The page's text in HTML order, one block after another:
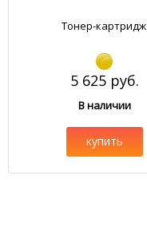
Тонер-картридж
5 625 руб.
В наличии
купить